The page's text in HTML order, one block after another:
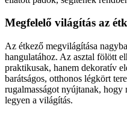
Megfelelő világítás az
Az étkező megvilágítása
hangulatához. Az asztal fölött
praktikusak, hanem dekoratív
barátságos, otthonos légkört
rugalmasságot nyújtanak,
legyen a világítás.